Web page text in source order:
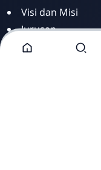
Visi dan Misi
Jurusan
Ekstrakurikuler